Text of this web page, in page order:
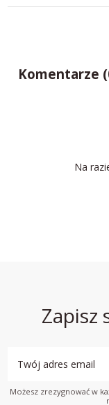
Komentarze
Na
Zapisz
Możesz zrezygnować w